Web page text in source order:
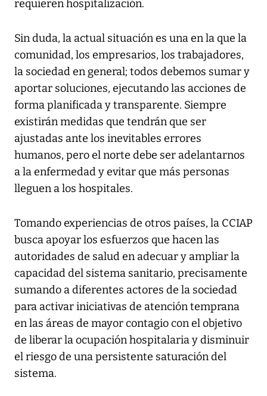
requieren hospitalización.
Sin duda, la actual situación es una en la que la
comunidad, los empresarios, los trabajadores,
la sociedad en general; todos debemos sumar y
aportar soluciones, ejecutando las acciones de
forma planificada y transparente. Siempre
existirán medidas que tendrán que ser
ajustadas ante los inevitables errores
humanos, pero el norte debe ser adelantarnos
a la enfermedad y evitar que más personas
lleguen a los hospitales.
Tomando experiencias de otros países, la CCIAP
busca apoyar los esfuerzos que hacen las
autoridades de salud en adecuar y ampliar la
capacidad del sistema sanitario, precisamente
sumando a diferentes actores de la sociedad
para activar iniciativas de atención temprana
en las áreas de mayor contagio con el objetivo
de liberar la ocupación hospitalaria y disminuir
el riesgo de una persistente saturación del
sistema.